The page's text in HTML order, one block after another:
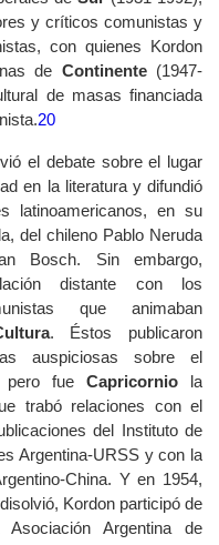
y críticos comunistas y
con quienes Kordon
de Continente (1947-
de masas financiada
20
el debate sobre el lugar
en la literatura y difundió
latinoamericanos, en su
del chileno Pablo Neruda
Bosch. Sin embargo,
distante con los
que animaban
. Éstos publicaron
auspiciosas sobre el
pero fueCapricornio la
trabó relaciones con el
del Instituto de
Argentina-URSS y con la
China. Y en 1954,
Kordon participó de
Argentina de